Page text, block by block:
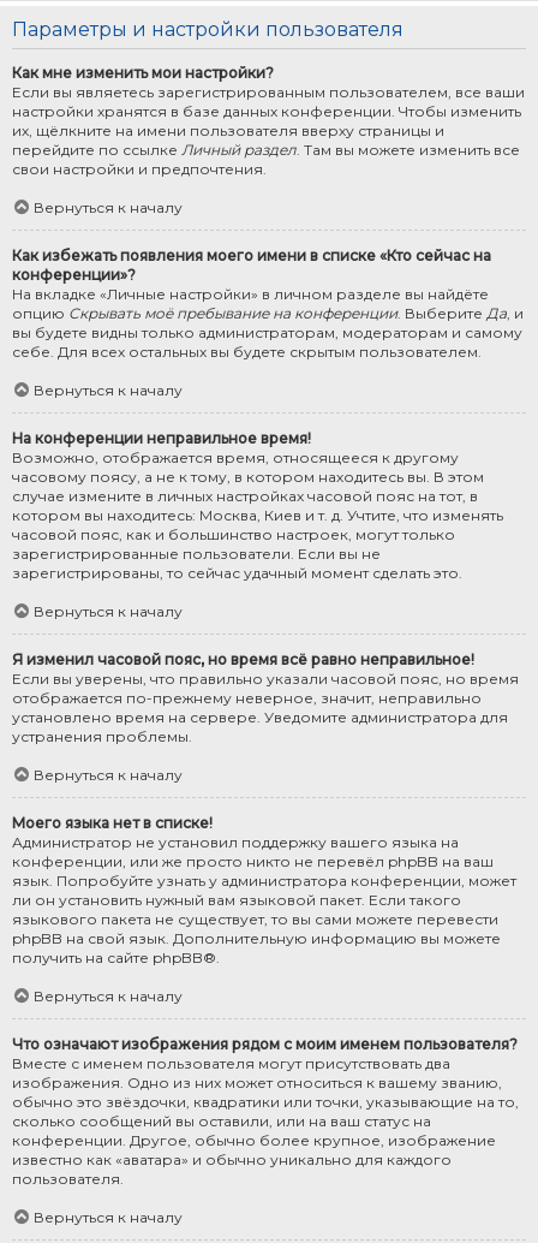
Параметры и настройки пользователя
Как мне изменить мои настройки?
Если вы являетесь зарегистрированным пользователем, все ваши
настройки хранятся в базе данных конференции. Чтобы изменить
их, щёлкните на имени пользователя вверху страницы и
перейдите по ссылке Личный раздел. Там вы можете изменить все
свои настройки и предпочтения.
Вернуться к началу
Как избежать появления моего имени в списке «Кто сейчас на
конференции»?
На вкладке «Личные настройки» в личном разделе вы найдёте
опцию Скрывать моё пребывание на конференции. Выберите Да, и
вы будете видны только администраторам, модераторам и самому
себе. Для всех остальных вы будете скрытым пользователем.
Вернуться к началу
На конференции неправильное время!
Возможно, отображается время, относящееся к другому
часовому поясу, а не к тому, в котором находитесь вы. В этом
случае измените в личных настройках часовой пояс на тот, в
котором вы находитесь: Москва, Киев и т. д. Учтите, что изменять
часовой пояс, как и большинство настроек, могут только
зарегистрированные пользователи. Если вы не
зарегистрированы, то сейчас удачный момент сделать это.
Вернуться к началу
Я изменил часовой пояс, но время всё равно неправильное!
Если вы уверены, что правильно указали часовой пояс, но время
отображается по-прежнему неверное, значит, неправильно
установлено время на сервере. Уведомите администратора для
устранения проблемы.
Вернуться к началу
Моего языка нет в списке!
Администратор не установил поддержку вашего языка на
конференции, или же просто никто не перевёл phpBB на ваш
язык. Попробуйте узнать у администратора конференции, может
ли он установить нужный вам языковой пакет. Если такого
языкового пакета не существует, то вы сами можете перевести
phpBB на свой язык. Дополнительную информацию вы можете
получить на сайте phpBB®.
Вернуться к началу
Что означают изображения рядом с моим именем пользователя?
Вместе с именем пользователя могут присутствовать два
изображения. Одно из них может относиться к вашему званию,
обычно это звёздочки, квадратики или точки, указывающие на то,
сколько сообщений вы оставили, или на ваш статус на
конференции. Другое, обычно более крупное, изображение
известно как «аватара» и обычно уникально для каждого
пользователя.
Вернуться к началу